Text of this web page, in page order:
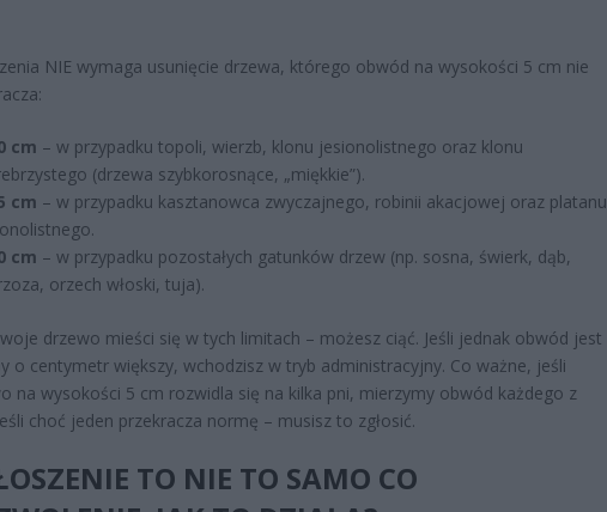
NIE wymaga usunięcie drzewa, którego obwód na wysokości 5 cm nie
cm – w przypadku topoli, wierzb, klonu jesionolistnego oraz klonu
(drzewa szybkorosnące, „miękkie”).
cm – w przypadku kasztanowca zwyczajnego, robinii akacjowej oraz platanu
cm – w przypadku pozostałych gatunków drzew (np. sosna, świerk, dąb,
orzech włoski, tuja).
drzewo mieści się w tych limitach – możesz ciąć. Jeśli jednak obwód jest
o centymetr większy, wchodzisz w tryb administracyjny. Co ważne, jeśli
na wysokości 5 cm rozwidla się na kilka pni, mierzymy obwód każdego z
choć jeden przekracza normę – musisz to zgłosić.
TO NIE TO SAMO CO